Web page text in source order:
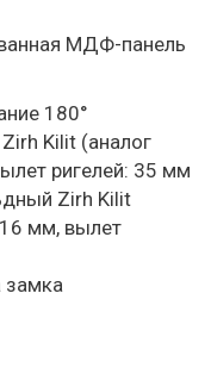
МДФ-панель
180°
Kilit (аналог
ригелей: 35 мм
Zirh Kilit
16 мм, вылет
замка